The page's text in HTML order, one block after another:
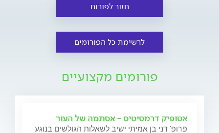
חזור לפורום
לרשימת כל הפורומים
פורומים מקצועיים
אטופיק דרמטיטיס - אסתמה של העור
פרופ' דני בן אמיתי ישיב לשאלות הגולשים בנוגע